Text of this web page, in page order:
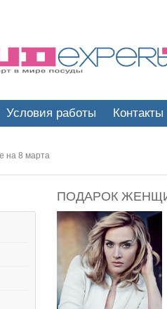
Условия работы Контакты
на 8 марта
ПОДАРОК